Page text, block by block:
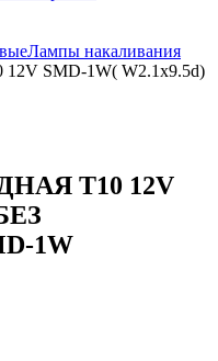
Лампы накаливания
SMD-1W( W2.1x9.5d)
T10 12V
1W